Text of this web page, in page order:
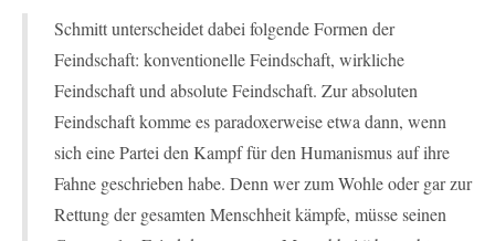
Schmitt unterscheidet dabei folgende Formen der
Feindschaft: konventionelle Feindschaft, wirkliche
Feindschaft und absolute Feindschaft. Zur absoluten
Feindschaft komme es paradoxerweise etwa dann, wenn
sich eine Partei den Kampf für den Humanismus auf ihre
Fahne geschrieben habe. Denn wer zum Wohle oder gar zur
Rettung der gesamten Menschheit kämpfe, müsse seinen